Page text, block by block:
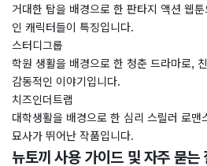
거대한 탑을 배경으로 한 판타지 액션 웹
인 캐릭터들이 특징입니다.
스터디그룹
학원 생활을 배경으로 한 청춘 드라마로,
감동적인 이야기입니다.
치즈인더트랩
대학생활을 배경으로 한 심리 스릴러 로
묘사가 뛰어난 작품입니다.
뉴토끼 사용 가이드 및 자주 묻는